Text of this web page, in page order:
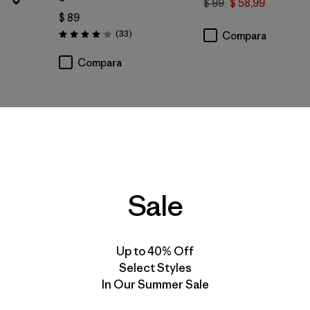
$ 89
Valoración: 4.0 / 5
(33Comentarios
)
Compara
$ 99 $ 58,99
Compara
Sale
Up to 40% Off
Select Styles
In Our Summer Sale